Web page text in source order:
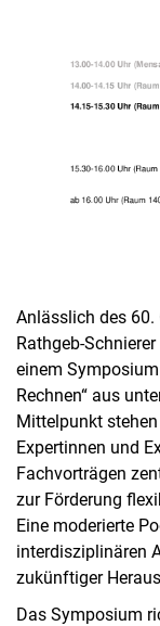
Anlässlich des 60.
Rathgeb-
einem
Rechnen“ aus
Mittelpunkt
Expertinnen und
Fachvorträgen
zur Förderung
Eine moderierte
interdisziplinären
zukünftiger
Das Symposium